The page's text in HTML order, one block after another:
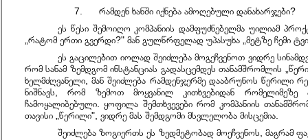
7. რამდენ ხანში იქნება ამოღებული დანახარჯები?
ეს წესი შემოიღო კომპანიის დამფუძნებელმა უილიამ
„რატომ ერთი გვერდი?" მან გულწრფელად უპასუხა „მეტზე ჩემი
ეს გაცილებით იოლად შეიძლება მოგეჩვენოთ ვიდრე
რომ სანამ ზემდგომ ინსტანციას გადასცემდეს თანამშრომლის
ხელმძღვანელი, მან შეიძლება რამდენჯერმე დააბრუნოს წერილი
ნიშნავს, რომ ზემოთ მოყვანილ კითხვებიდან
ჩამოყალიბებული. ყოფილა შემთხვევები რომ კომპანიის
თავისი „წერილი", ვიდრე მას შემდგომი მსვლელობა მისცემია.
შეიძლება ზოგიერთს ეს ზედმეტობად მოეჩვენოს, მაგრამ